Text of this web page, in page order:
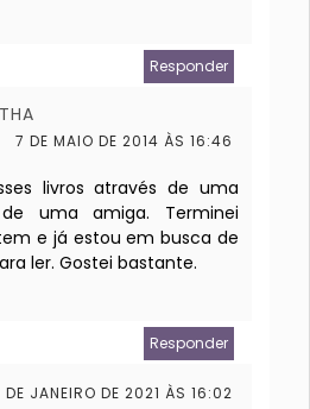
Responder
7 DE MAIO DE 2014 ÀS 16:46
livros através de uma
uma amiga. Terminei
e já estou em busca de
ler. Gostei bastante.
Responder
JANEIRO DE 2021 ÀS 16:02